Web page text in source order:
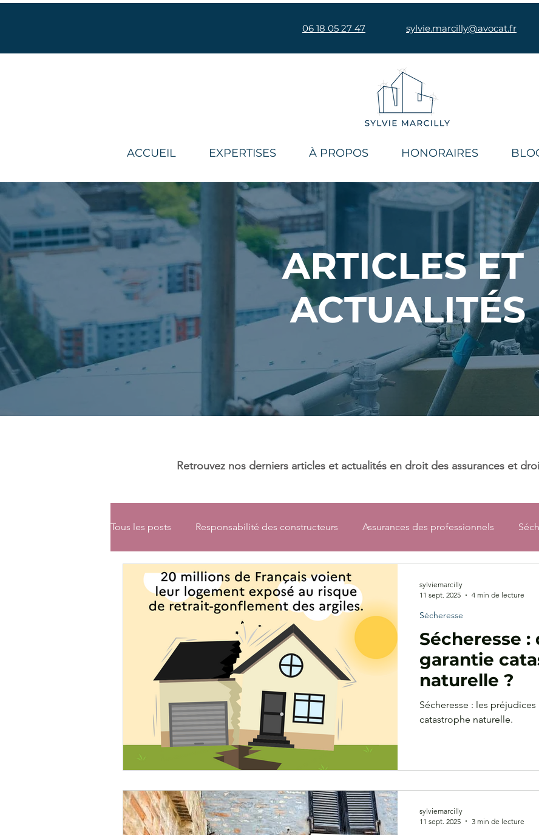
06 18 05 27 47 sylvie.marcilly@avocat.fr
ACCUEIL EXPERTISES À PROPOS HONORAIRES
AR​TICLES ET
ACTUALITÉS
Retrouvez nos derniers articles et actualités en droit des assurances et
Tous les posts Responsabilité des constructeurs Assurances des professionnels
Catastrophes naturelles Effondrement Droit des assurances
Marchés de travaux privés
Sécheresse
garantie
naturelle ?
Sécheresse : les préjudices
catastrophe naturelle.
Sécheresse
sylviemarcilly
11 sept. 2025
4 min de lecture
sylviemarcilly
11 sept. 2025
3 min de lecture